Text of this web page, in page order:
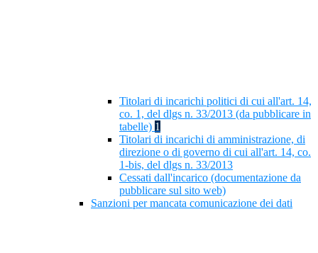
Titolari di incarichi politici di cui all'art. 14,
co. 1, del dlgs n. 33/2013 (da pubblicare in
tabelle) 1
Titolari di incarichi di amministrazione, di
direzione o di governo di cui all'art. 14, co.
1-bis, del dlgs n. 33/2013
Cessati dall'incarico (documentazione da
pubblicare sul sito web)
Sanzioni per mancata comunicazione dei dati